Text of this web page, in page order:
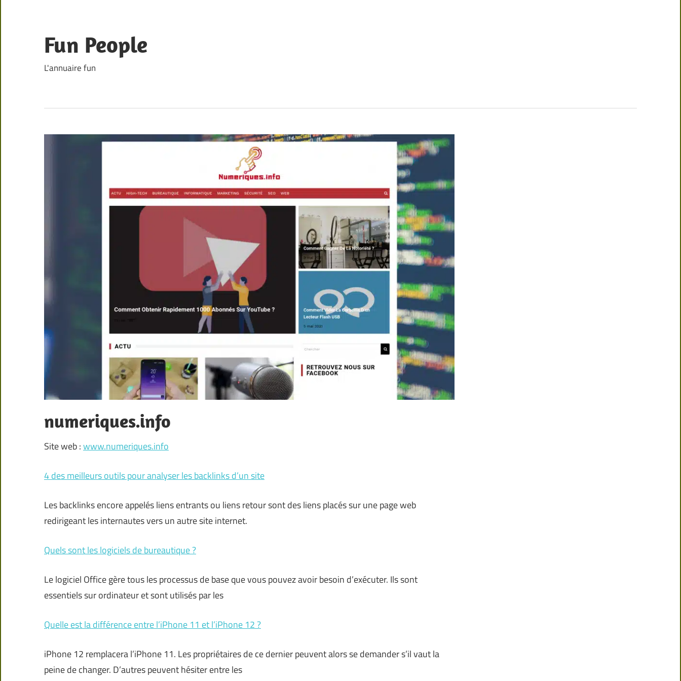
content
Fun People
L'annuaire fun
numeriques.info
Site web :www.numeriques.info
4 des meilleurs outils pour analyser les backlinks d’un site
Les backlinks encore appelés liens entrants ou liens retour sont des liens placés sur une page web
redirigeant les internautes vers un autre site internet.
Quels sont les logiciels de bureautique ?
Le logiciel Office gère tous les processus de base que vous pouvez avoir besoin d’exécuter. Ils sont
essentiels sur ordinateur et sont utilisés par les
Quelle est la différence entre l’iPhone 11 et l’iPhone 12 ?
iPhone 12 remplacera l’iPhone 11. Les propriétaires de ce dernier peuvent alors se demander s’il vaut la
peine de changer. D’autres peuvent hésiter entre les